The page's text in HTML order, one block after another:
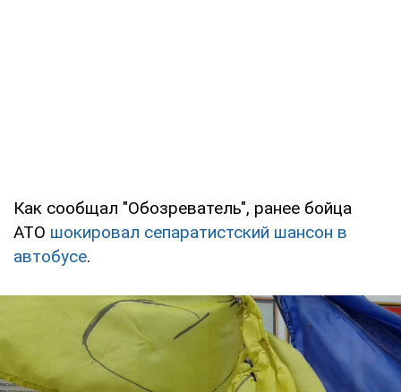
Как сообщал "Обозреватель", ранее бойца
АТО шокировал сепаратистский шансон в
автобусе.